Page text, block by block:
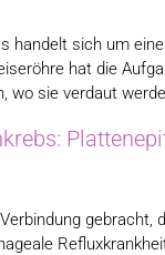
handelt sich um
hat die
wo sie verdaut
gebracht,